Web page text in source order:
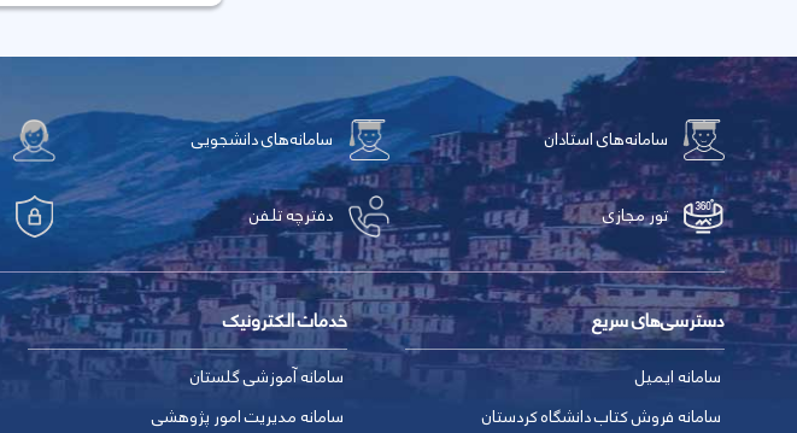
سامانه‌های استادان سامانه‌های دانشجویی
تور مجازی دفترچه تلفن
دسترسی‌های سریع
سامانه ایمیل
سامانه فروش کتاب دانشگاه کردستان
خدمات الکترونیک
سامانه آموزشی گلستان
سامانه مدیریت امور پژوهشی